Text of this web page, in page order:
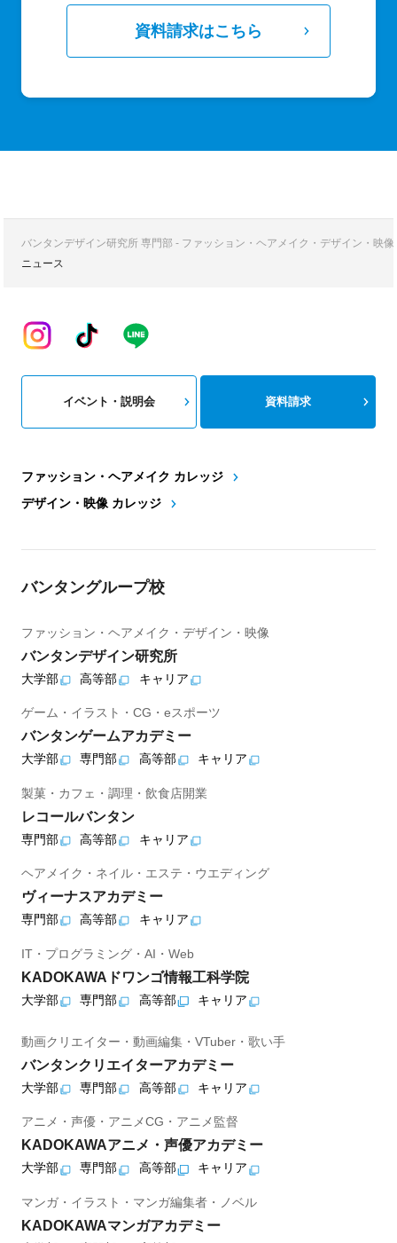
資料請求はこちら
バンタンデザイン研究所 専門部 - ファッション・ヘアメイク・デザイン・映
ニュース
ファッション・ヘアメイク カレッジ
デザイン・映像 カレッジ
イベント・説明会 資料請求
バンタングループ校
ファッション・ヘアメイク・デザイン・映像
バンタンデザイン研究所
大学部 高等部 キャリア
ゲーム・イラスト・CG・eスポーツ
バンタンゲームアカデミー
大学部 専門部 高等部 キャリア
製菓・カフェ・調理・飲食店開業
レコールバンタン
専門部 高等部 キャリア
ヘアメイク・ネイル・エステ・ウエディング
ヴィーナスアカデミー
専門部 高等部 キャリア
IT・プログラミング・AI・Web
KADOKAWAドワンゴ情報工科学院
大学部 専門部 高等部 キャリア
動画クリエイター・動画編集・VTuber・歌い手
バンタンクリエイターアカデミー
大学部 専門部 高等部 キャリア
アニメ・声優・アニメCG・アニメ監督
KADOKAWAアニメ・声優アカデミー
大学部 専門部 高等部 キャリア
マンガ・イラスト・マンガ編集者・ノベル
KADOKAWAマンガアカデミー